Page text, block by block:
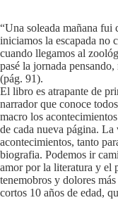
“Una soleada mañana fui
iniciamos la escapada no
cuando llegamos al
pasé la jornada
(pág. 91).
El libro es atrapante de
narrador que conoce
macro los
de cada nueva página. La
acontecimientos, tanto
biografia. Podemos ir
amor por la literatura y el
tenemobros y dolores
cortos 10 años de edad,